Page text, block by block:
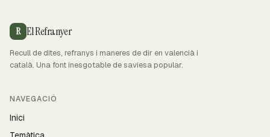
R El Refranyer
Recull de dites, refranys i maneres de dir en valencià i
català. Una font inesgotable de saviesa popular.
NAVEGACIÓ
Inici